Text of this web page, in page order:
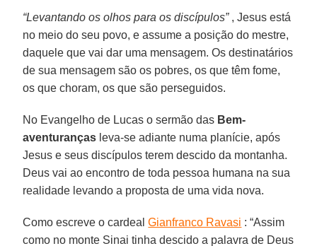
“Levantando os olhos para os discípulos”, Jesus está
no meio do seu povo, e assume a posição do mestre,
daquele que vai dar uma mensagem. Os destinatários
de sua mensagem são os pobres, os que têm fome,
os que choram, os que são perseguidos.
No Evangelho de Lucas o sermão das Bem-
aventuranças leva-se adiante numa planície, após
Jesus e seus discípulos terem descido da montanha.
Deus vai ao encontro de toda pessoa humana na sua
realidade levando a proposta de uma vida nova.
Como escreve o cardealGianfranco Ravasi : “Assim
como no monte Sinai tinha descido a palavra de Deus